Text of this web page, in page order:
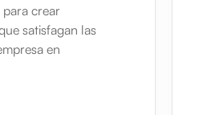
para crear
satisfagan las
en